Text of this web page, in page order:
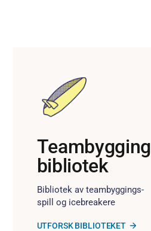
Teambygging
bibliotek
Bibliotek av teambyggings-
spill og icebreakere
UTFORSK BIBLIOTEKET